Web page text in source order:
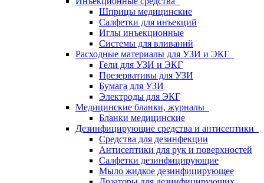
Шприцы медицинские
Салфетки для инъекций
Иглы инъекционные
Системы для вливаний
Расходные материалы для УЗИ и ЭКГ
Гели для УЗИ и ЭКГ
Презервативы для УЗИ
Бумага для УЗИ
Электроды для ЭКГ
Медицинские бланки, журналы
Бланки медицинские
Дезинфицирующие средства и антисептики
Средства для дезинфекции
Антисептики для рук и поверхностей
Салфетки дезинфицирующие
Мыло жидкое дезинфицирующее